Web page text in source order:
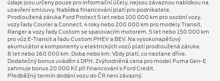
údaje jsou určeny pouze pro informační účely, nejsou závaznou nabídkou na
uzavření smlouvy. Nabídka financování platí pro podnikatele.
Prodloužená záruka Ford Protect 5 let nebo 100 000 km pro osobní vozy,
vozy řady Courier a Connect, 4 roky nebo 200 000 km pro modely Transit,
Ranger a vozy řady Custom se spalovacím motorem, 5 let nebo 150 000 km
pro vůz E-Transit a řadu Custom PHEV a BEV. Na vysokonapěťový
akumulátor a komponenty u elektrických vozů platí prodloužená záruka
8 let nebo 160 000 km. Doba nebo km: Vždy platí, co nastane dříve.
Dodatečný bonus uváděn s DPH. Zvýhodněná cena pro model Puma Gen⁠-⁠E
zahrnuje bonus 20 000 Kč při financování s Ford Credit.
Předběžný termín dodání vozu do ČR není závazný.